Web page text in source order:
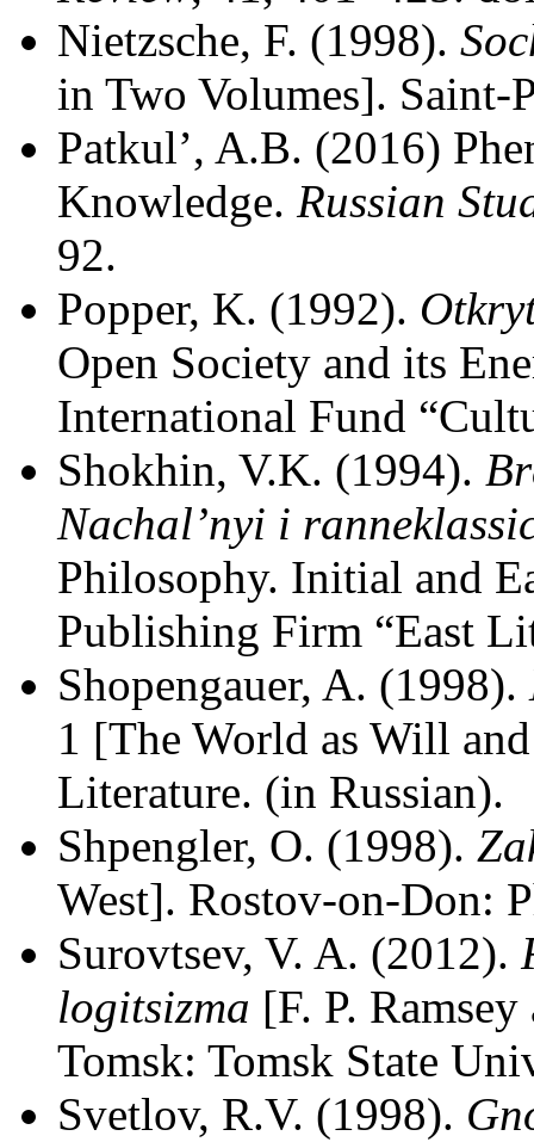
Nietzsche, F. (1998).
in Two Volumes]. Saint-
Patkul’, A.B. (2016)
Knowledge. Russian
92.
Popper, K. (1992).
Open Society and its
International Fund
Shokhin, V.K. (1994).
Nachal’nyi i
Philosophy. Initial and
Publishing Firm “East
Shopengauer, A. (1998).
1 [The World as Will
Literature. (in Russian).
Shpengler, O. (1998).
West]. Rostov-on-Don:
Surovtsev, V. A. (2012).
logitsizma [F. P.
Tomsk: Tomsk State
Svetlov, R.V. (1998).